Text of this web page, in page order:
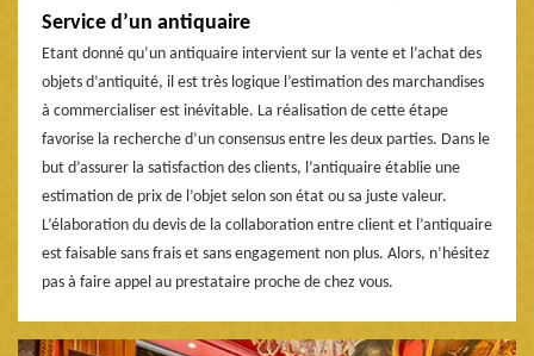
Service d’un antiquaire
Etant donné qu’un antiquaire intervient sur la vente et l’achat des
objets d’antiquité, il est très logique l’estimation des marchandises
à commercialiser est inévitable. La réalisation de cette étape
favorise la recherche d’un consensus entre les deux parties. Dans le
but d’assurer la satisfaction des clients, l’antiquaire établie une
estimation de prix de l’objet selon son état ou sa juste valeur.
L’élaboration du devis de la collaboration entre client et l’antiquaire
est faisable sans frais et sans engagement non plus. Alors, n’hésitez
pas à faire appel au prestataire proche de chez vous.